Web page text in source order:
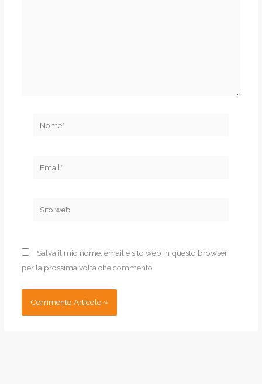
Sito
Salva il mio nome, email e sito web in questo browser
per la prossima volta che commento.